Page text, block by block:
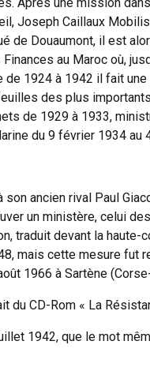
Joseph Caillaux
de Douaumont, il est
au Maroc où,
1924 à 1942 il fait
des plus
de 1929 à 1933,
du 9 février 1934 au
ancien rival Paul
un ministère, celui
traduit devant la
mais cette mesure fut
1966 à Sartène
du CD-Rom « La
1942, que le mot